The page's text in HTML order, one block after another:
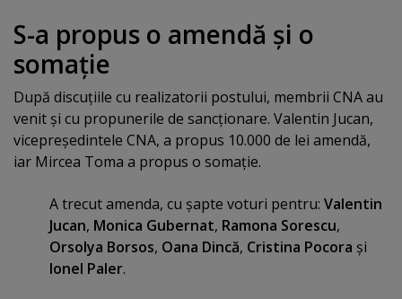
S-a propus o amendă şi o
somaţie
După discuţiile cu realizatorii postului, membrii CNA au
venit şi cu propunerile de sancţionare. Valentin Jucan,
vicepreşedintele CNA, a propus 10.000 de lei amendă,
iar Mircea Toma a propus o somaţie.
A trecut amenda, cu şapte voturi pentru: Valentin
Jucan, Monica Gubernat, Ramona Sorescu,
Orsolya Borsos, Oana Dincă, Cristina Pocora şi
Ionel Paler.